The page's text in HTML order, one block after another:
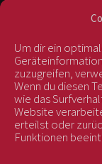
Um dir ein
zuzugreifen,
Wenn du diesen
wie das
Website
erteilst oder
Funktionen
Vertrag
kontrolliert